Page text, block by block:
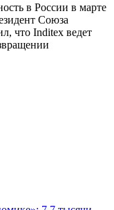
в России в марте
Союза
что Inditex ведет